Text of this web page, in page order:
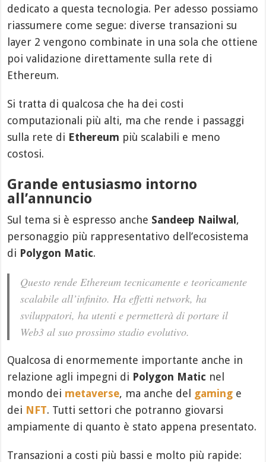
dedicato a questa tecnologia. Per adesso possiamo
riassumere come segue: diverse transazioni su
layer 2 vengono combinate in una sola che ottiene
poi validazione direttamente sulla rete di
Ethereum.
Si tratta di qualcosa che ha dei costi
computazionali più alti, ma che rende i passaggi
sulla rete di Ethereum più scalabili e meno
costosi.
Grande entusiasmo intorno
all’annuncio
Sul tema si è espresso anche Sandeep Nailwal,
personaggio più rappresentativo dell’ecosistema
di Polygon Matic.
Questo rende Ethereum tecnicamente e teoricamente
scalabile all’infinito. Ha effetti network, ha
sviluppatori, ha utenti e permetterà di portare il
Web3 al suo prossimo stadio evolutivo.
Qualcosa di enormemente importante anche in
relazione agli impegni di Polygon Matic nel
mondo dei metaverse, ma anche del gaming e
dei NFT. Tutti settori che potranno giovarsi
ampiamente di quanto è stato appena presentato.
Transazioni a costi più bassi e molto più rapide: